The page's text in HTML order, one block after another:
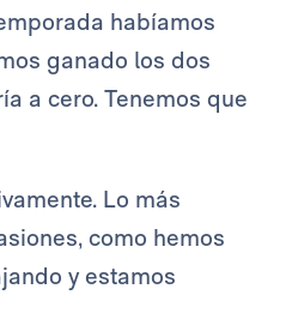
habíamos
ganado los dos
a cero. Tenemos que
Lo más
como hemos
y estamos